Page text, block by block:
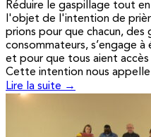
Réduire le gaspillage tout
l'objet de l'intention de
prions pour que chacun,
consommateurs, s’engage
et pour que tous aient
Cette intention nous appelle
Lire la suite →